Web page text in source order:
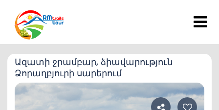
Ազատի ջրամբար, ձիավարություն
Ձորաղբյուրի սարերում